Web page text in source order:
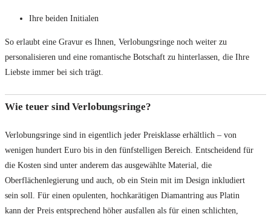
Ihre beiden Initialen
So erlaubt eine Gravur es Ihnen, Verlobungsringe noch weiter zu
personalisieren und eine romantische Botschaft zu hinterlassen, die Ihre
Liebste immer bei sich trägt.
Wie teuer sind Verlobungsringe?
Verlobungsringe sind in eigentlich jeder Preisklasse erhältlich – von
wenigen hundert Euro bis in den fünfstelligen Bereich. Entscheidend für
die Kosten sind unter anderem das ausgewählte Material, die
Oberflächenlegierung und auch, ob ein Stein mit im Design inkludiert
sein soll. Für einen opulenten, hochkarätigen Diamantring aus Platin
kann der Preis entsprechend höher ausfallen als für einen schlichten,